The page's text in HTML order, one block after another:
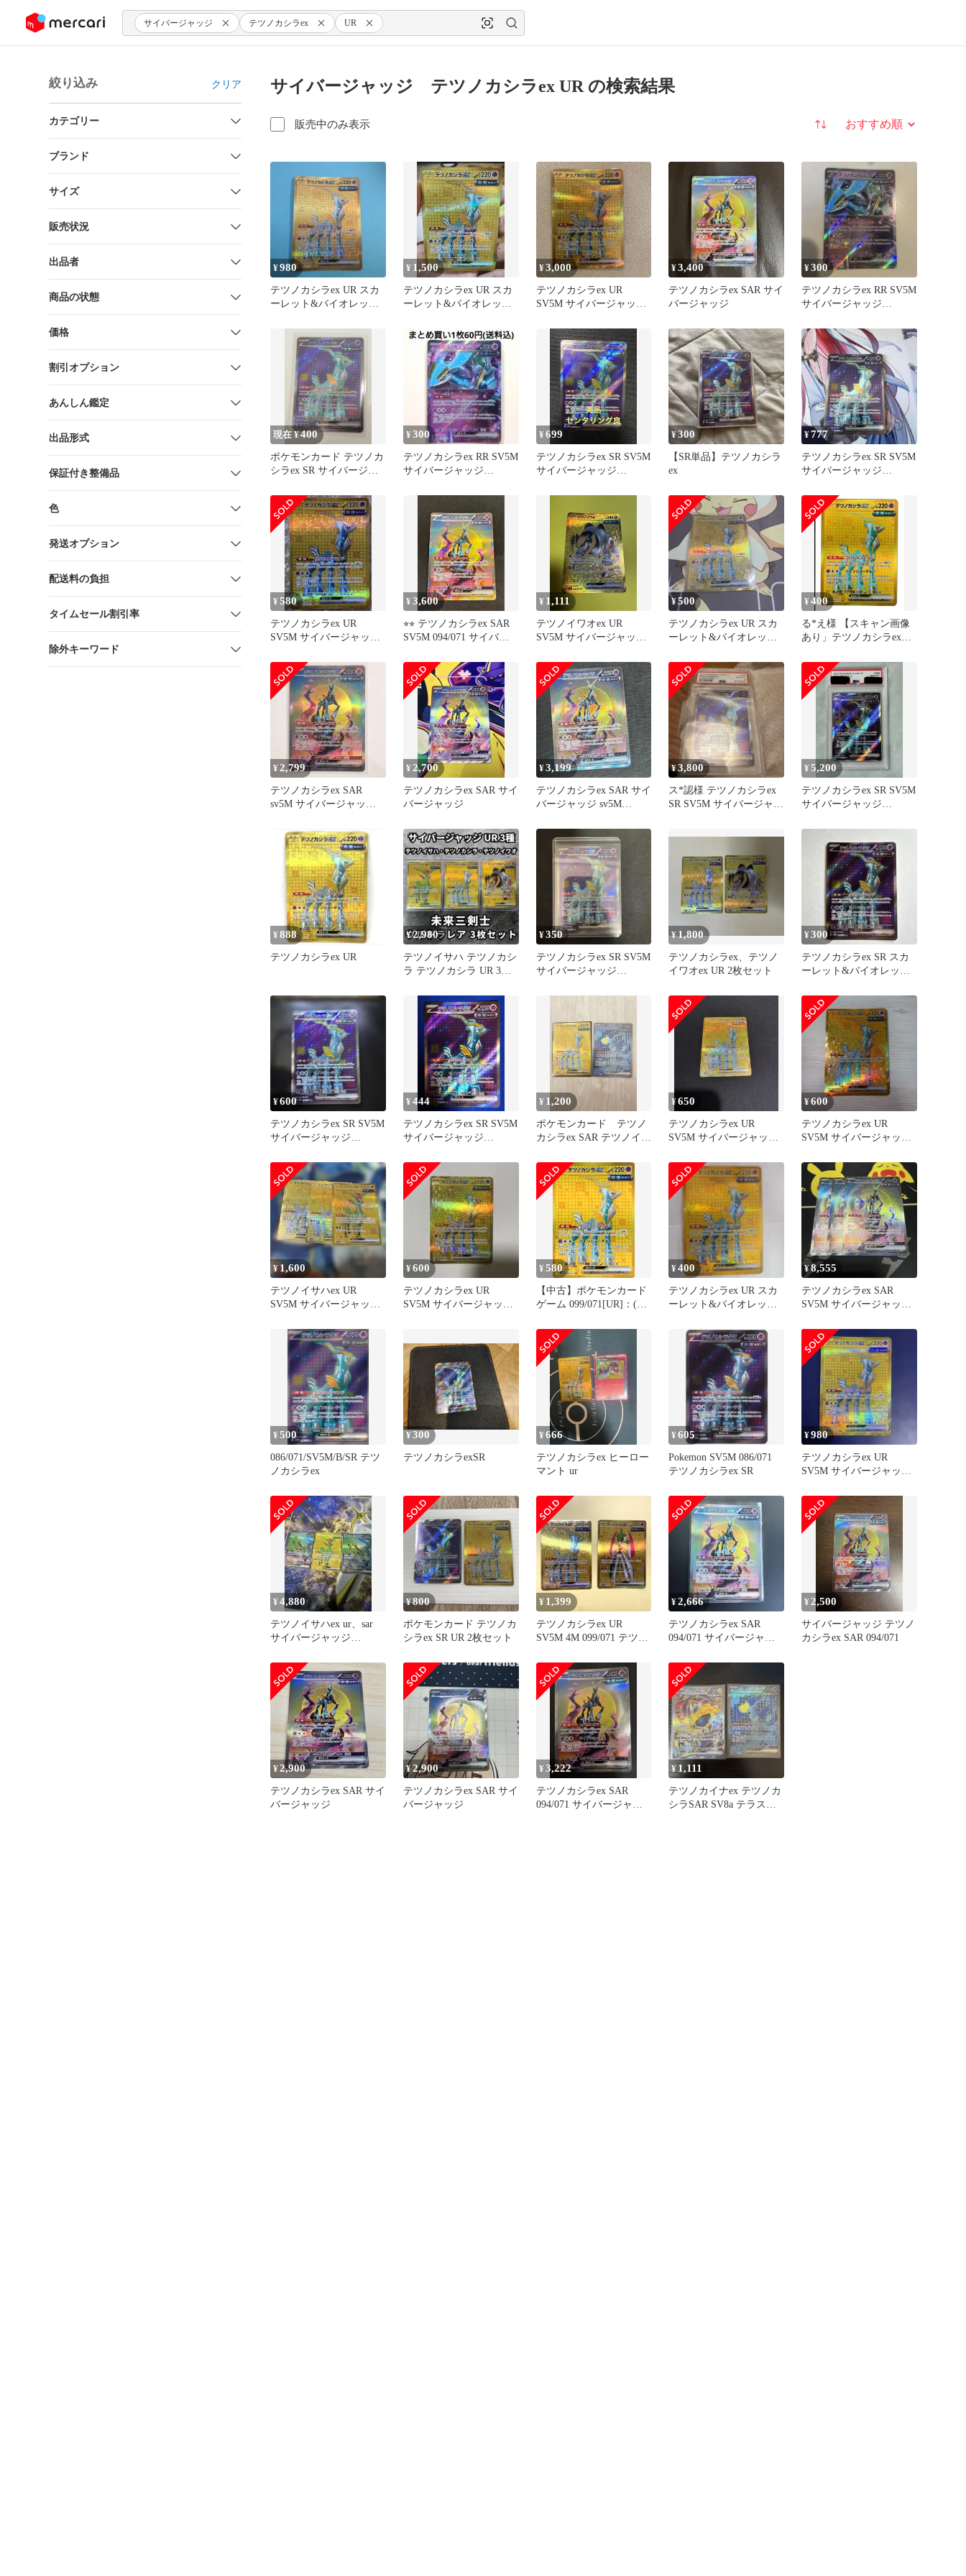
ツにスキップ サイバージャッジ テツノカシラex UR
絞り込み クリア
カテゴリー
ブランド
サイズ
販売状況
出品者
商品の状態
価格
割引オプション
あんしん鑑定
出品形式
保証付き整備品
色
発送オプション
配送料の負担
タイムセール割引率
除外キーワード
サイバージャッジ テツノカシラex UR の検索結果
販売中のみ表示 並び替え
¥980
テツノカシラex UR スカ
ーレット&バイオレット
ッ…
¥ 1,500
テツノカシラex UR スカ
ーレット&バイオレット
ッ…
¥3,000
テツノカシラex UR
SV5M サイバージャッジ
¥3,400
テツノカシラex SAR サイ
バージャッジ
¥300
テツノカシラex RR SV5M
サイバージャッジ
現在 ¥400
ポケモンカード テツノカ
シラex SR サイバージャ
¥300
テツノカシラex RR SV5M
サイバージャッジ
¥699
テツノカシラex SR SV5M
サイバージャッジ
¥300
【SR単品】テツノカシラ
ex
¥777
テツノカシラex SR SV5M
サイバージャッジ
¥580
テツノカシラex UR
SV5M サイバージャッジ
¥3,600
⭐︎⭐︎ テツノカシラex SAR
SV5M 094/071 サイバー
¥ 1,111
テツノイワオex UR
SV5M サイバージャッジ
¥500
テツノカシラex UR スカ
ーレット&バイオレット
ッ…
¥400
る*え様 【スキャン画像
あり」テツノカシラex
¥2,799
テツノカシラex SAR
sv5M サイバージャッジ
¥ 2,700
テツノカシラex SAR サイ
バージャッジ
¥3,199
テツノカシラex SAR サイ
バージャッジ sv5M
¥3,800
ス*認様 テツノカシラex
SR SV5M サイバージャッ
¥5,200
テツノカシラex SR SV5M
サイバージャッジ
¥ 888
テツノカシラex UR
¥2,980
テツノイサハ テツノカシ
ラ テツノカシラ UR 3枚
¥350
テツノカシラex SR SV5M
サイバージャッジ
¥1,800
テツノカシラex、テツノ
イワオex UR 2枚セット
¥300
テツノカシラex SR スカ
ーレット&バイオレット
ッ…
¥600
テツノカシラex SR SV5M
サイバージャッジ
¥444
テツノカシラex SR SV5M
サイバージャッジ
¥ 1,200
ポケモンカード テツノ
カシラex SAR テツノイサ
¥650
テツノカシラex UR
SV5M サイバージャッジ
¥600
テツノカシラex UR
SV5M サイバージャッジ
¥ 1,600
テツノイサハex UR
SV5M サイバージャッジ
¥600
テツノカシラex UR
SV5M サイバージャッジ
¥580
【中古】ポケモンカード
ゲーム 099/071[UR]：(キ
¥400
テツノカシラex UR スカ
ーレット&バイオレット
ッ…
¥8,555
テツノカシラex SAR
SV5M サイバージャッジ
¥500
086/071/SV5M/B/SR テツ
ノカシラex
¥300
テツノカシラexSR
¥666
テツノカシラex ヒーロー
マント ur
¥605
Pokemon SV5M 086/071
テツノカシラex SR
¥980
テツノカシラex UR
SV5M サイバージャッジ
¥4,880
テツノイサハex ur、sar
サイバージャッジ
¥800
ポケモンカード テツノカ
シラex SR UR 2枚セット
¥ 1,399
テツノカシラex UR
SV5M 4M 099/071 テツノ
¥2,666
テツノカシラex SAR
094/071 サイバージャッ
¥ 2,500
サイバージャッジ テツノ
カシラex SAR 094/071
¥2,900
テツノカシラex SAR サイ
バージャッジ
¥2,900
テツノカシラex SAR サイ
バージャッジ
¥3,222
テツノカシラex SAR
094/071 サイバージャッ
¥ 1,111
テツノカイナex テツノカ
シラSAR SV8a テラスタ